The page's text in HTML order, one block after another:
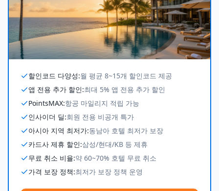
할인코드 다양성:월 평균 8~15개 할인코드 제공
앱 전용 추가 할인:최대 5% 앱 전용 추가 할인
PointsMAX:항공 마일리지 적립 가능
인사이더 딜:회원 전용 비공개 특가
아시아 지역 최저가:동남아 호텔 최저가 보장
카드사 제휴 할인:삼성/현대/KB 등 제휴
무료 취소 비율:약 60~70% 호텔 무료 취소
가격 보장 정책:최저가 보장 정책 운영